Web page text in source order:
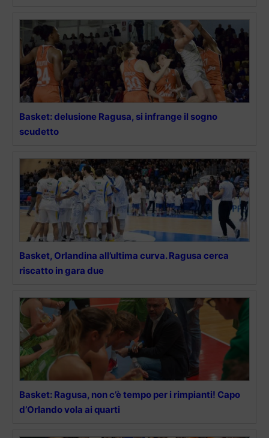
Basket: delusione Ragusa, si infrange il sogno
scudetto
Basket, Orlandina all’ultima curva. Ragusa cerca
riscatto in gara due
Basket: Ragusa, non c’è tempo per i rimpianti! Capo
d’Orlando vola ai quarti